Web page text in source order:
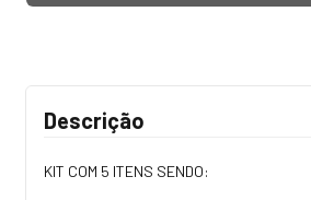
Descrição
KIT COM 5 ITENS SENDO: